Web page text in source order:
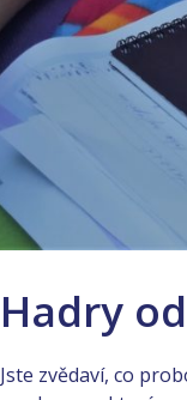
Hadry
Jste zvědaví, co